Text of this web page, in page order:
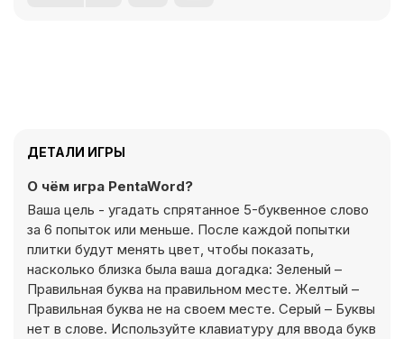
ДЕТАЛИ ИГРЫ
О чём игра PentaWord?
Ваша цель - угадать спрятанное 5-буквенное слово
за 6 попыток или меньше. После каждой попытки
плитки будут менять цвет, чтобы показать,
насколько близка была ваша догадка: Зеленый –
Правильная буква на правильном месте. Желтый –
Правильная буква не на своем месте. Серый – Буквы
нет в слове. Используйте клавиатуру для ввода букв